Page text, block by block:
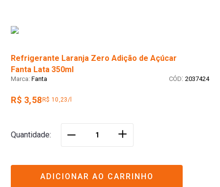
Refrigerante Laranja Zero Adição de Açúcar
Fanta Lata 350ml
Fanta : 2037424
R$ 3,58 R$ 10,23/l
Quantidade ＋
ADICIONAR AO CARRINHO